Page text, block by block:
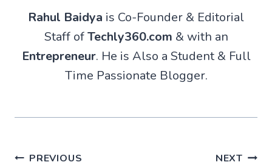
Rahul Baidya is Co-Founder & Editorial
Staff ofTechly360.com & with an
Entrepreneur. He is Also a Student & Full
Time Passionate Blogger.
PREVIOUS NEXT